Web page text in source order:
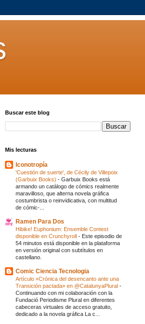
Buscar este blog
Mis lecturas
Iconotropía
'Cuestión de suerte', de Cécily de Villepoix
(Garbuix Books) - Garbuix Books está
armando un catálogo de cómics realmente
maravilloso, que alterna novela gráfica
costumbrista o reinvidicativa, con multitud
de cómic-...
Ramen Para Dos
Hibike! Euphonium: Ensemble Contest
disponible en Crunchyroll - Este episodio de
54 minutos está disponible en la plataforma
en versión original con subtítulos en
castellano.
Comic Ciencia Tecnologia
Artículo «Crónica del desencanto ante una
Transición pactada» en @CatalunyaPlural -
Continuando con mi colaboración con la
Fundació Periodisme Plural en diferentes
cabeceras virtuales de acceso gratuito,
dedicado a la novela gráfica La c...